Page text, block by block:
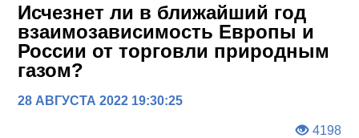
Исчезнет ли в ближайший год
взаимозависимость Европы и
России от торговли природным
газом?
28 АВГУСТА 2022 19:30:25
4198